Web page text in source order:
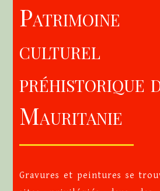
Patrimoine
culturel
préhistorique
Mauritanie
Gravures et peintures se